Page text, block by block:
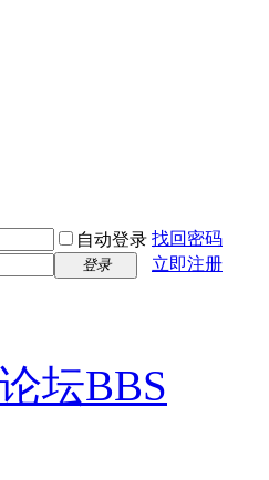
自动登录 找回密码
登录 立即注册
坛BBS